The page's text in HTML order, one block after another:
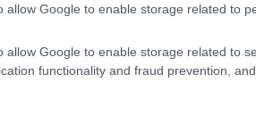
allow Google to enable storage related to
allow Google to enable storage related to
functionality and fraud prevention,
Διοικητικού Συ...